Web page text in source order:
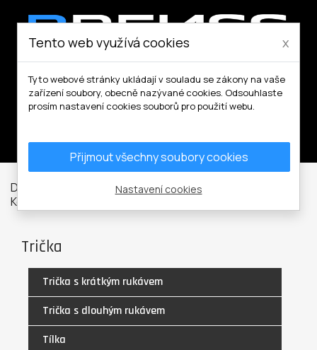
Domů Pracovní a volnočasové oblečení
Košile
Trička
Trička s krátkým rukávem
Trička s dlouhým rukávem
Tílka
Tento web využívá cookies x
Tyto webové stránky ukládají v souladu se zákony na vaše
zařízení soubory, obecně nazývané cookies. Odsouhlaste
prosím nastavení cookies souborů pro použití webu.
Přijmout všechny soubory cookies
Nastavení cookies